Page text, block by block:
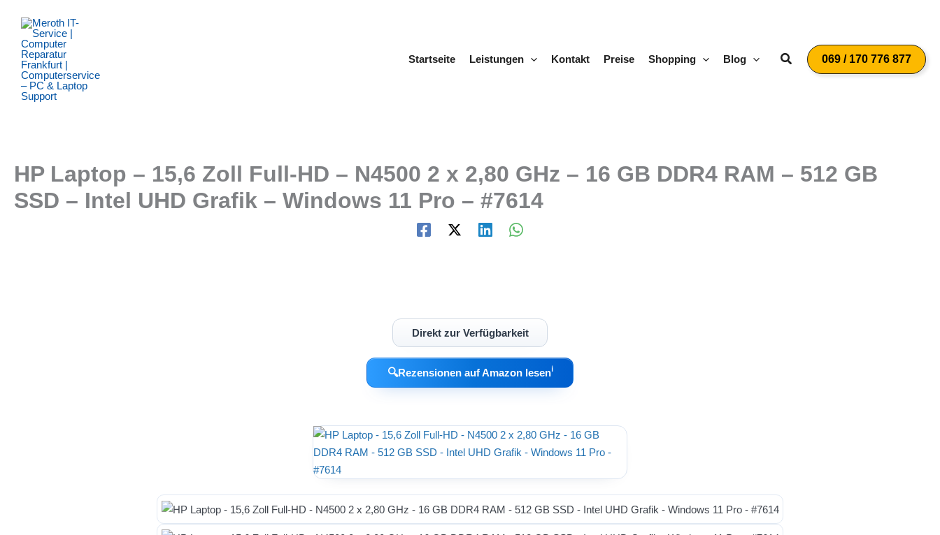
Inhalt
springen
Startseite
Leistungen Kontakt Preise Shopping Blog Suchen069 / 170 776 877
HP Laptop – 15,6 Zoll Full-HD – N4500 2 x 2,80 GHz – 16 GB DDR4 RAM – 512 GB
SSD – Intel UHD Grafik – Windows 11 Pro – #7614
Direkt zur Verfügbarkeit
🔍Rezensionen auf Amazon lesenℹ︎